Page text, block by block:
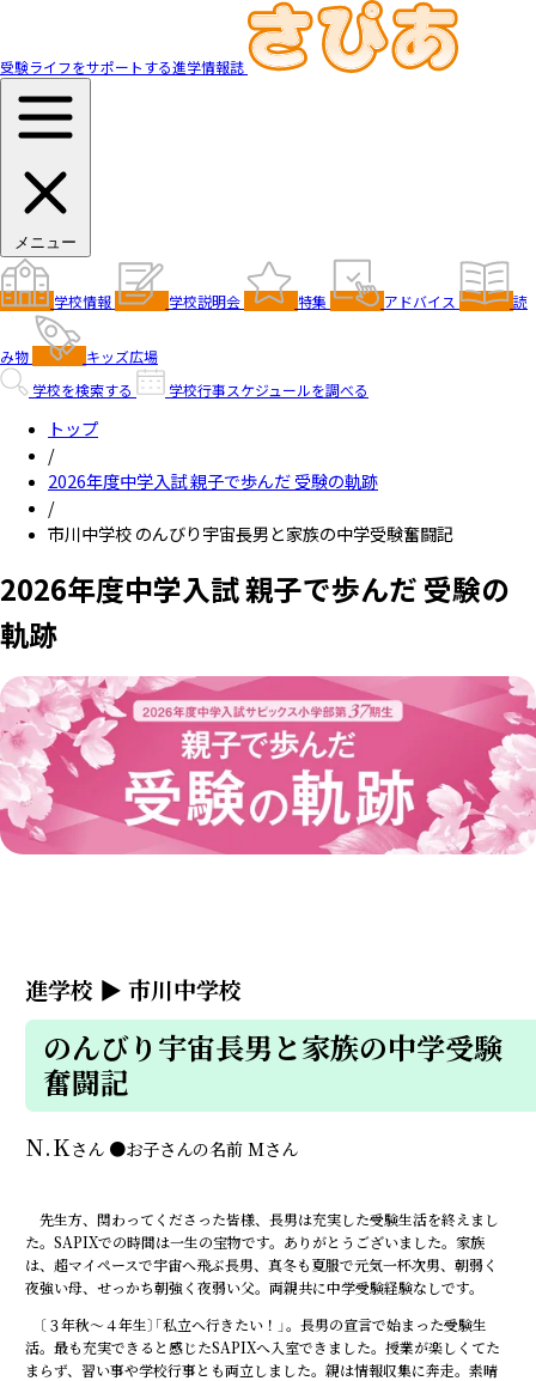
受験ライフをサポートする進学情報誌
メニュー
学校情報 学校説明会 特集 アドバイス 読
み物
キッズ広場
学校を検索する
学校行事スケジュールを調べる
トップ
/
2026年度中学入試 親子で歩んだ 受験の軌跡
/
市川中学校 のんびり宇宙長男と家族の中学受験奮闘記
2026年度中学入試 親子で歩んだ 受験の
軌跡
進学校 ▶市川中学校
のんびり宇宙長男と家族の中学受験
奮闘記
N.Kさん ●お子さんの名前Mさん
先生方、関わってくださった皆様、長男は充実した受験生活を終えまし
た。SAPIXでの時間は一生の宝物です。ありがとうございました。家族
は、超マイペースで宇宙へ飛ぶ長男、真冬も夏服で元気一杯次男、朝弱く
夜強い母、せっかち朝強く夜弱い父。両親共に中学受験経験なしです。
〔３年秋～４年生〕「私立へ行きたい！」。長男の宣言で始まった受験生
活。最も充実できると感じたSAPIXへ入室できました。授業が楽しくてた
まらず、習い事や学校行事とも両立しました。親は情報収集に奔走。素晴